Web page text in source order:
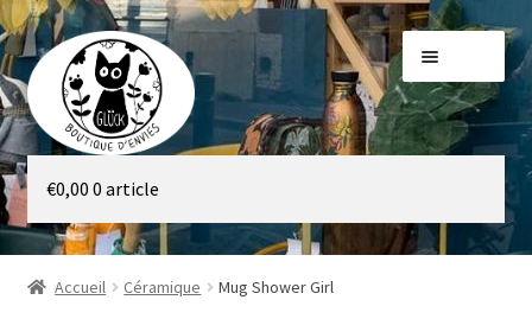
Aller
à
la
navigation
Aller
au
contenu
Galerie
Boutique
€0,00 0 article
Accueil Céramique Mug Shower Girl